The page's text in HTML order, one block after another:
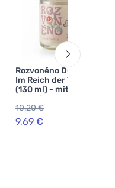
Rozvoněno Duftkerze -
Im Reich der Träume
(130 ml) - mit
beruhigendem Lavendel
10,20 €
9,69 €